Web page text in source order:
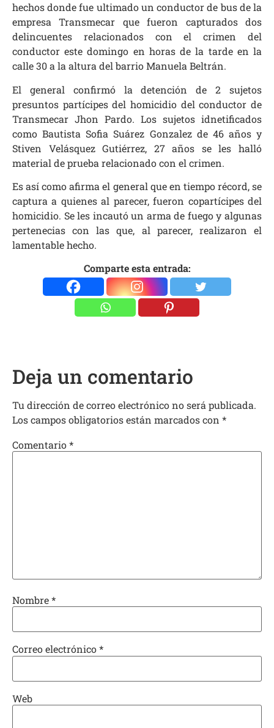
hechos donde fue ultimado un conductor de bus de la
empresa Transmecar que fueron capturados dos
delincuentes relacionados con el crimen del
conductor este domingo en horas de la tarde en la
calle 30 a la altura del barrio Manuela Beltrán.
El general confirmó la detención de 2 sujetos
presuntos partícipes del homicidio del conductor de
Transmecar Jhon Pardo. Los sujetos idnetificados
como Bautista Sofia Suárez Gonzalez de 46 años y
Stiven Velásquez Gutiérrez, 27 años se les halló
material de prueba relacionado con el crimen.
Es así como afirma el general que en tiempo récord, se
captura a quienes al parecer, fueron copartícipes del
homicidio. Se les incautó un arma de fuego y algunas
pertenecias con las que, al parecer, realizaron el
lamentable hecho.
Comparte esta entrada:
Deja un comentario
Tu dirección de correo electrónico no será publicada.
Los campos obligatorios están marcados con *
Comentario*
Nombre*
Correo electrónico*
Web